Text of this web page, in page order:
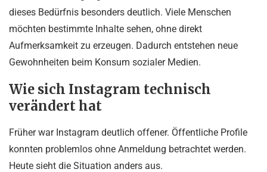
dieses Bedürfnis besonders deutlich. Viele Menschen
möchten bestimmte Inhalte sehen, ohne direkt
Aufmerksamkeit zu erzeugen. Dadurch entstehen neue
Gewohnheiten beim Konsum sozialer Medien.
Wie sich Instagram technisch
verändert hat
Früher war Instagram deutlich offener. Öffentliche Profile
konnten problemlos ohne Anmeldung betrachtet werden.
Heute sieht die Situation anders aus.